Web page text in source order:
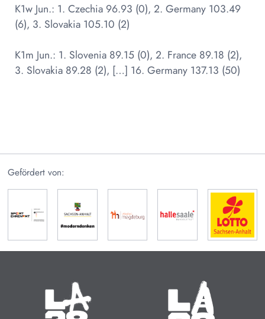
K1w Jun.: 1. Czechia 96.93 (0), 2. Germany 103.49
(6), 3. Slovakia 105.10 (2)
K1m Jun.: 1. Slovenia 89.15 (0), 2. France 89.18 (2),
3. Slovakia 89.28 (2), […] 16. Germany 137.13 (50)
Gefördert von:
Olympische Sommerspiele
14.07. - 30.07.2028
Paralympische Sommerspiele
15.08. - 27.08.2028